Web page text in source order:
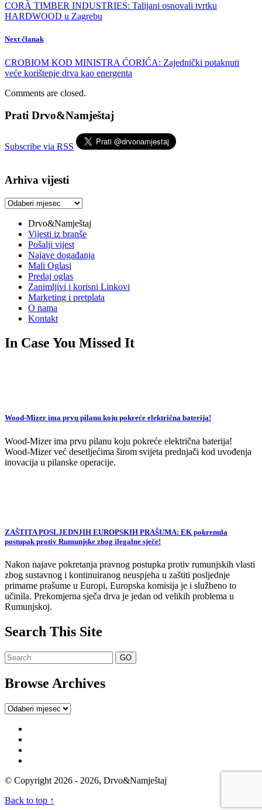
CORÀ TIMBER INDUSTRIES: Talijani osnovali tvrtku
HARDWOOD u Zagrebu
Next članak
CROBIOM KOD MINISTRA ĆORIĆA: Zajednički potaknuti
veće korištenje drva kao energenta
Comments are closed.
Prati Drvo&Namještaj
Subscribe via RSS
Arhiva vijesti
Arhiva
Drvo&Namještaj
Vijesti iz branše
Pošalji vijest
Najave događanja
Mali Oglasi
Predaj oglas
Zanimljivi i korisni Linkovi
Marketing i pretplata
O nama
Kontakt
In Case You Missed It
Wood-Mizer ima prvu pilanu koju pokreće električna baterija!
Wood-Mizer ima prvu pilanu koju pokreće električna baterija!
Wood-Mizer već desetljećima širom svijeta prednjači kod uvođenja
inovacija u pilanske operacije.
ZAŠTITA POSLJEDNJIH EUROPSKIH PRAŠUMA: EK pokrenula
postupak protiv Rumunjske zbog ilegalne sječe!
Nakon najave pokretanja pravnog postupka protiv rumunjskih vlasti
zbog sustavnog i kontinuiranog neuspjeha u zaštiti posljednje
primarne prašume u Europi, Europska komisija je i službeno to
učinila. Prekomjerna sječa drva je jedan od velikih problema u
Rumunjskoj.
Search This Site
Browse Archives
Browse
© Copyright 2026 - 2026, Drvo&Namještaj
Back to top ↑